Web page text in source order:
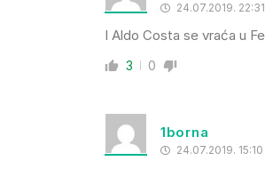
24.07.2019. 22:31
I Aldo Costa se vraća u
3 0
1borna
24.07.2019. 15:10